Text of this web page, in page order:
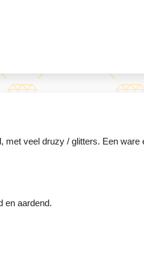
met veel druzy / glitters. Een ware
en aardend.